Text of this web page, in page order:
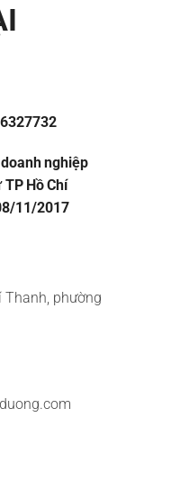
nghiệp
Hồ Chí
11/2017
Thanh, phường